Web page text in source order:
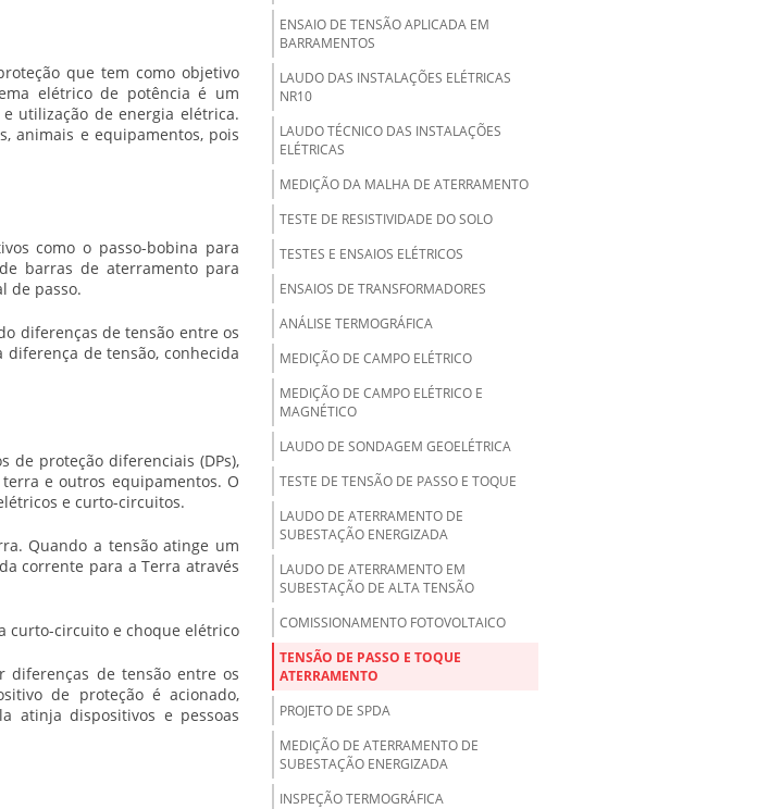
que tem como objetivo
elétrico de potência é um
utilização de energia elétrica.
animais e equipamentos, pois
como o passo-bobina para
barras de aterramento para
de passo.
diferenças de tensão entre os
de tensão, conhecida
de proteção diferenciais (DPs),
e outros equipamentos. O
e curto-circuitos.
Quando a tensão atinge um
corrente para a Terra através
curto-circuito e choque elétrico
diferenças de tensão entre os
de proteção é acionado,
atinja dispositivos e pessoas
ENSAIO DE TENSÃO APLICADA EM
BARRAMENTOS
LAUDO DAS INSTALAÇÕES ELÉTRICAS
NR10
LAUDO TÉCNICO DAS INSTALAÇÕES
ELÉTRICAS
MEDIÇÃO DA MALHA DE ATERRAMENTO
TESTE DE RESISTIVIDADE DO SOLO
TESTES E ENSAIOS ELÉTRICOS
ENSAIOS DE TRANSFORMADORES
ANÁLISE TERMOGRÁFICA
MEDIÇÃO DE CAMPO ELÉTRICO
MEDIÇÃO DE CAMPO ELÉTRICO E
MAGNÉTICO
LAUDO DE SONDAGEM GEOELÉTRICA
TESTE DE TENSÃO DE PASSO E TOQUE
LAUDO DE ATERRAMENTO DE
SUBESTAÇÃO ENERGIZADA
LAUDO DE ATERRAMENTO EM
SUBESTAÇÃO DE ALTA TENSÃO
COMISSIONAMENTO FOTOVOLTAICO
TENSÃO DE PASSO E TOQUE
ATERRAMENTO
PROJETO DE SPDA
MEDIÇÃO DE ATERRAMENTO DE
SUBESTAÇÃO ENERGIZADA
INSPEÇÃO TERMOGRÁFICA